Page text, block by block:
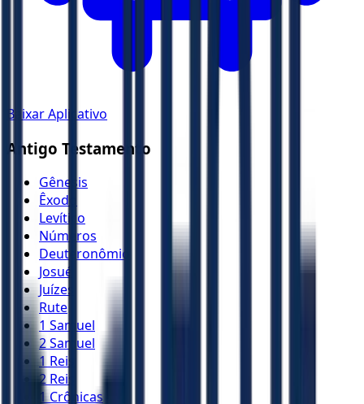
Baixar Aplicativo
Antigo Testamento
Gênesis
Êxodo
Levítico
Números
Deuteronômio
Josué
Juízes
Rute
1 Samuel
2 Samuel
1 Reis
2 Reis
1 Crônicas